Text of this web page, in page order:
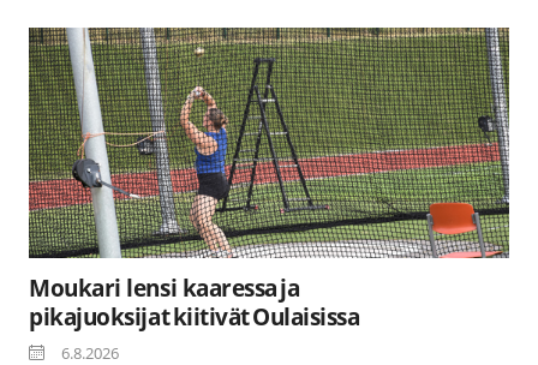
Moukari lensi kaaressa ja
pikajuoksijat kiitivät Oulaisissa
6.8.2026